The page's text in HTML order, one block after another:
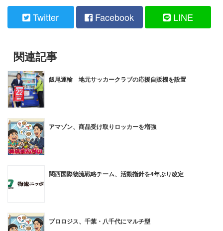
Twitter Facebook LINE
関連記事
飯尾運輸 地元サッカークラブの応援自販機を設置
アマゾン、商品受け取りロッカーを増強
関西国際物流戦略チーム、活動指針を4年ぶり改定
プロロジス、千葉・八千代にマルチ型